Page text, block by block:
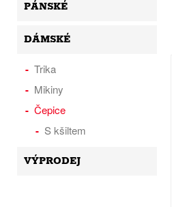
PÁNSKÉ
DÁMSKÉ
Trika
Mikiny
Čepice
S kšiltem
VÝPRODEJ